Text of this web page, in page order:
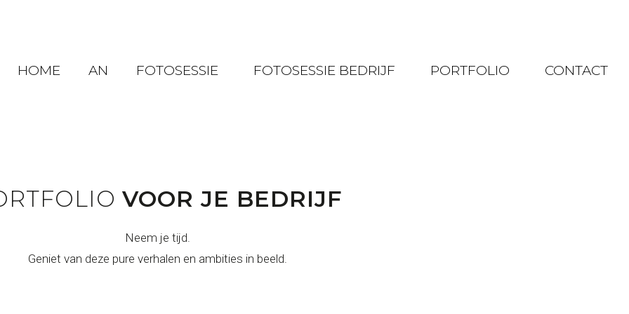
HOME AN FOTOSESSIE FOTOSESSIE BEDRIJF PORTFOLIO CONTACT
VOOR JE BEDRIJF
Neem je tijd.
Geniet van deze pure verhalen en ambities in beeld.